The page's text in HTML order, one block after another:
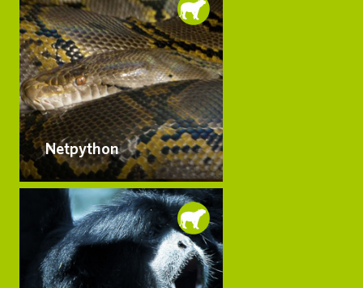
Netpython